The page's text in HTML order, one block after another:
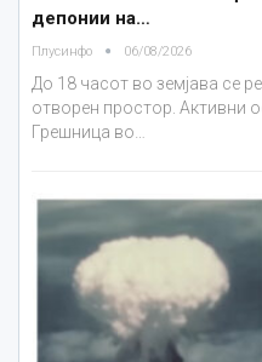
депонии на…
Плусинфо 06/08/2026
До 18 часот во земјава се
отворен простор. Активни
Грешница во…